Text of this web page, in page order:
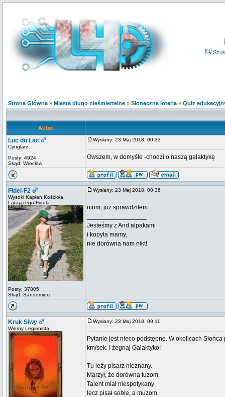
Strona Główna » Miasta długo nieśmiertelne » Słoneczna loteria » Quiz
Autor
Luc du Lac
Cynglarz
Posty: 4924
Skąd: Wrocław
Wysłany: 23 Maj 2018, 00:33
Owszem, w domyśle -chodzi o naszą galaktykę
Fidel-F2
Wysoki Kapłan Kościoła
Latającego Fidela
Posty: 37805
Skąd: Sandomierz
Wysłany: 23 Maj 2018, 00:36
niom, już sprawdziłem
Jesteśmy z And alpakami
i kopyta mamy,
nie dorówna nam nikt!
Kruk Siwy
Wierny Legionista
Wysłany: 23 Maj 2018, 09:11
Pytanie jest nieco podstępne. W okolicach
km/sek. I żegnaj Galaktyko!
Tu leży pisarz nieznany.
Marzył, że dorówna tuzom.
Talent miał niespotykany
lecz pisał sobie, a muzom.